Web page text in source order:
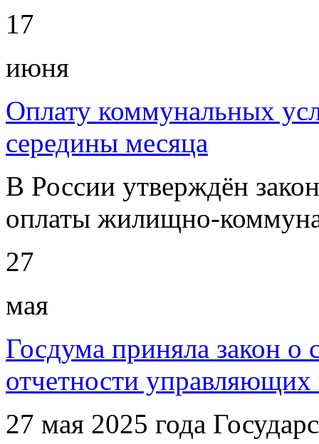
17
июня
Оплату коммунальных
середины месяца
В России утверждён
оплаты жилищно-
27
мая
Госдума приняла закон о
отчетности
27 мая 2025 года